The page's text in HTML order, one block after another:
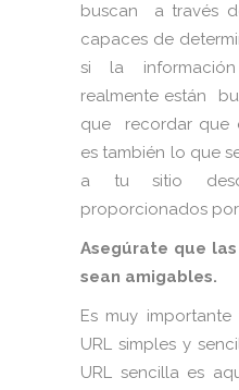
buscan a través
capaces de
si la
realmente están
que recordar que
es también lo que
a tu sitio
proporcionados
Asegúrate que
sean amigables.
Es muy
URL simples y
URL sencilla es